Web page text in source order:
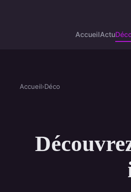
AccueilActu
Accueil›Déco